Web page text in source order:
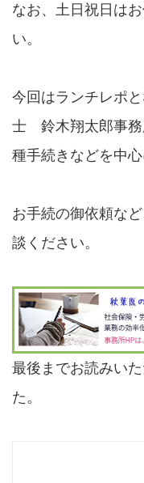
なお、土日祝日は
い。
今回はランチレポ
士 鈴木翔太郎事務
種手続きなどを中
お手続の御依頼な
談ください。
最後までお読みい
た。